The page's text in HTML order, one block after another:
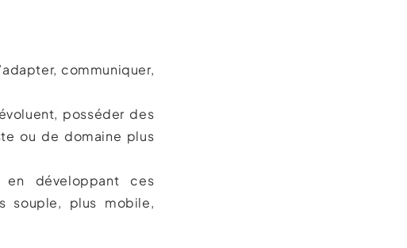
communiquer,
posséder des
ou de domaine plus
développant ces
souple, plus mobile,